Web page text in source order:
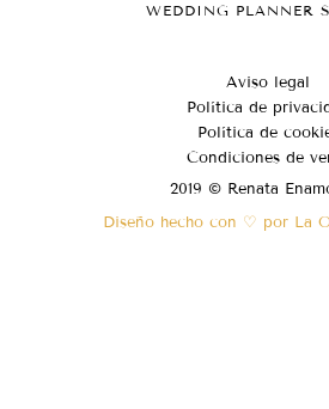
WEDDING PLANNER
Aviso legal
Política de
Política de
Condiciones de
2019 © Renata
Diseño hecho con ♡ por La